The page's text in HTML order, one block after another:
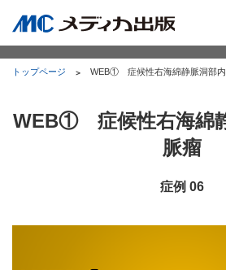
トップページ WEB① 症候性右海綿静脈洞部内
WEB① 症候性右海綿
脈瘤
症例 06